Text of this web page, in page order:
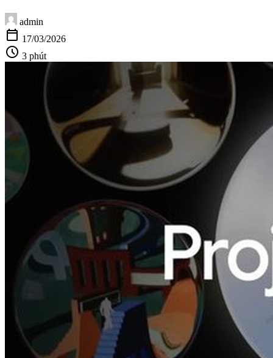
admin
calendar_today 17/03/2026
schedule 3 phút